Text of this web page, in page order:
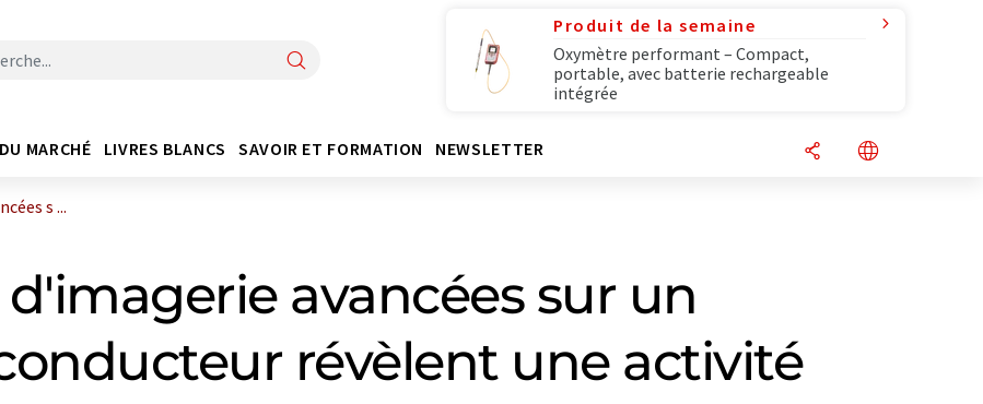
Produit de la semaine
Oxymètre performant – Compact,
portable, avec batterie rechargeable
intégrée
MARCHÉ LIVRES BLANCS SAVOIR ET FORMATION NEWSLETTER
s ...
avancées sur un
révèlent une activité